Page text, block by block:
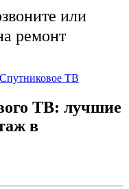
или
ремонт
Спутниковое ТВ
ТВ: лучшие
в